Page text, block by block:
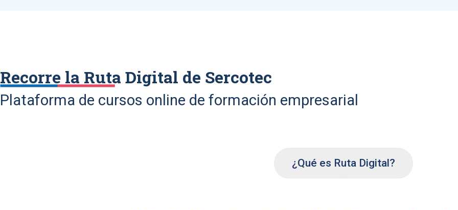
Recorre la Ruta Digital de Sercotec
Plataforma de cursos online de formación empresarial
¿Qué es Ruta Digital?